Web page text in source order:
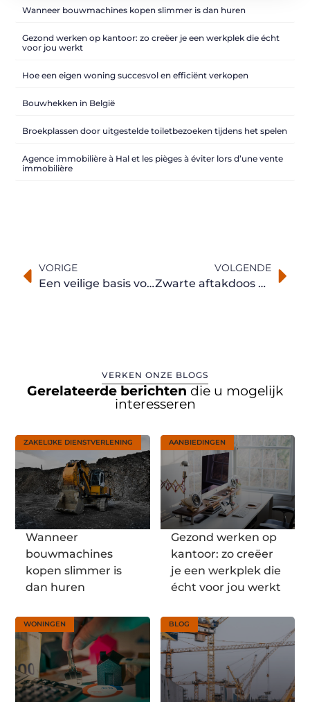
Wanneer bouwmachines kopen slimmer is dan huren
Gezond werken op kantoor: zo creëer je een werkplek die écht
voor jou werkt
Hoe een eigen woning succesvol en efficiënt verkopen
Bouwhekken in België
Broekplassen door uitgestelde toiletbezoeken tijdens het spelen
Agence immobilière à Hal et les pièges à éviter lors d’une vente
immobilière
VORIGE
Een veilige basis voor je stranddag dankzij lockers huren
VOLGENDE
Zwarte aftakdoos correct plaatsen in professionele installaties
VERKEN ONZE BLOGS
Gerelateerde berichten die u mogelijk
interesseren
ZAKELIJKE DIENSTVERLENING
Wanneer
bouwmachines
kopen slimmer is
dan huren
AANBIEDINGEN
Gezond werken op
kantoor: zo creëer
je een werkplek die
écht voor jou werkt
WONINGEN BLOG